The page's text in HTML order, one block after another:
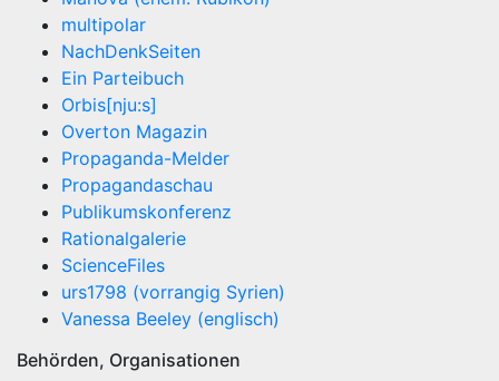
multipolar
NachDenkSeiten
Ein Parteibuch
Orbis[nju:s]
Overton Magazin
Propaganda-Melder
Propagandaschau
Publikumskonferenz
Rationalgalerie
ScienceFiles
urs1798 (vorrangig Syrien)
Vanessa Beeley (englisch)
Behörden, Organisationen